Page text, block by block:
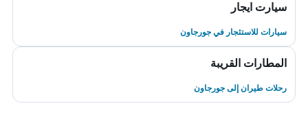
سيارت ايجار
سيارات للاستئجار في جورجاون
المطارات القريبة
رحلات طيران إلى جورجاون